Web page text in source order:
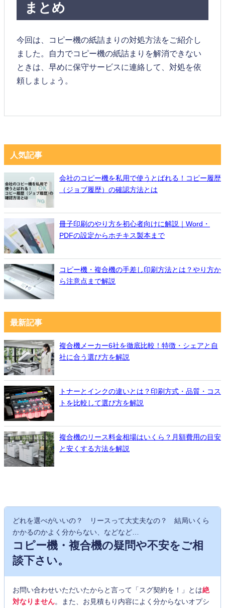
人気記事
会社のコピー機を私用で使うとばれる！コピー履歴
（ジョブ履歴）の確認方法とは
冊子印刷のやり方を初心者向けに解説｜Word・
PDFの設定からホチキス製本まで
コピー機・複合機の手差し印刷方法とは？やり方か
ら注意点まで解説
最新記事
複合機メーカー6社を徹底比較！特徴・シェアと自
社に合う選び方を解説
トナーとインクの違いとは？印刷方式・品質・コス
トを比較して選び方を解説
複合機のリース料金相場はいくら？月額費用の目安
と安くする方法を解説
まとめ
今回は、コピー機の紙詰まりの対処方法をご紹介し
ました。自力でコピー機の紙詰まりを解消できない
ときは、早めに保守サービスに連絡して、対処を依
頼しましょう。
どれを選べがいいの？ リースって大丈夫なの？ 結局いくら
かかるのかよく分からない、などなど…
コピー機・複合機の疑問や不安をご相
談下さい。
お問い合わせいただいたからと言って「スグ契約を！」とは絶
対なりません。また、お見積もり内容によく分からないオプシ